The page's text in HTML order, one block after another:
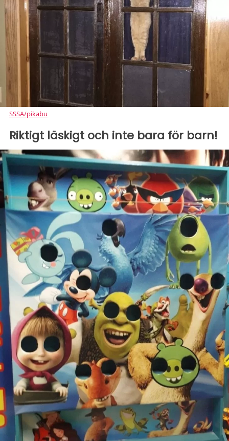
SSSA/pikabu
Riktigt läskigt och inte bara för barn!